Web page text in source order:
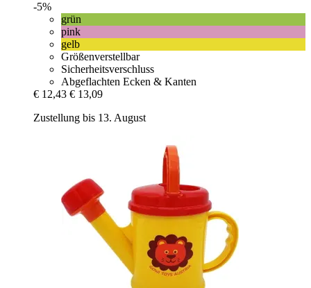
-5%
grün
pink
gelb
Größenverstellbar
Sicherheitsverschluss
Abgeflachten Ecken & Kanten
€ 12,43 € 13,09
Zustellung bis 13. August